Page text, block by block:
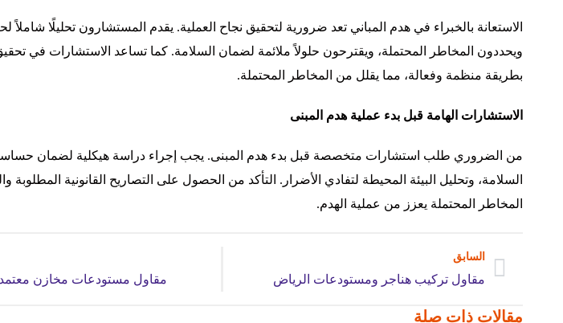
الاستعانة بالخبراء في هدم المباني تعد ضرورية لتحقيق نجاح العملية. يقدم المستشارون تحليلًا شاملاً
ويحددون المخاطر المحتملة، ويقترحون حلولاً ملائمة لضمان السلامة. كما تساعد الاستشارات في
بطريقة منظمة وفعالة، مما يقلل من المخاطر المحتملة.
الاستشارات الهامة قبل بدء عملية هدم المبنى
من الضروري طلب استشارات متخصصة قبل بدء هدم المبنى. يجب إجراء دراسة هيكلية لضمان
السلامة، وتحليل البيئة المحيطة لتفادي الأضرار. التأكد من الحصول على التصاريح القانونية المطلوبة
المخاطر المحتملة يعزز من عملية الهدم.
السابق
مقاول تركيب هناجر ومستودعات الرياض مقاول مستودعات مخازن
مقالات ذات صلة